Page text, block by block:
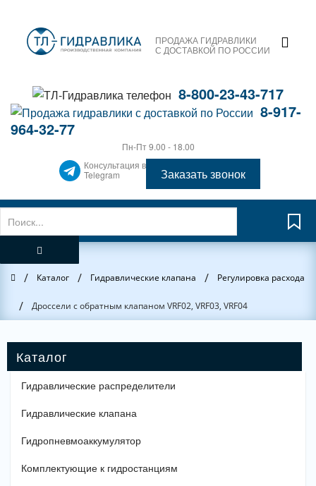
ПРОДАЖА ГИДРАВЛИКИ
С ДОСТАВКОЙ ПО РОССИИ
8-800-23-43-717
8-917-
964-32-77
Пн-Пт 9.00 - 18.00
Консультация в
Telegram
Заказать звонок
Главная
/ Каталог / Гидравлические клапана / Регулировка расхода
/ Дроссели с обратным клапаном VRF02, VRF03, VRF04
Гидравлические распределители
Гидравлические клапана
Гидропневмоаккумулятор
Комплектующие к гидростанциям